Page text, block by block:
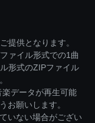
提供となります。
ァイル形式での1曲
形式のZIPファイル
データが再生可能
お願いします。
いない場合がござい